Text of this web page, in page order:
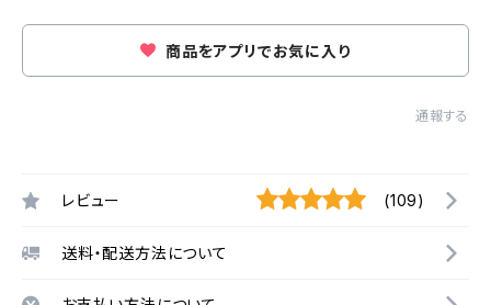
商品をアプリでお気に入り
通報する
レビュー (109)
送料・配送方法について